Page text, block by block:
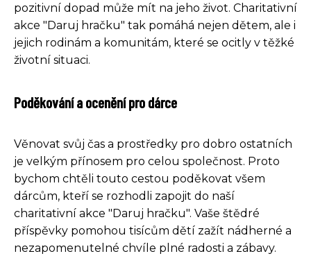
pozitivní dopad může mít na jeho život. Charitativní
akce "Daruj hračku" tak pomáhá nejen dětem, ale i
jejich rodinám a komunitám, které se ocitly v těžké
životní situaci.
Poděkování a ocenění pro dárce
Věnovat svůj čas a prostředky pro dobro ostatních
je velkým přínosem pro celou společnost. Proto
bychom chtěli touto cestou poděkovat všem
dárcům, kteří se rozhodli zapojit do naší
charitativní akce "Daruj hračku". Vaše štědré
příspěvky pomohou tisícům dětí zažít nádherné a
nezapomenutelné chvíle plné radosti a zábavy.